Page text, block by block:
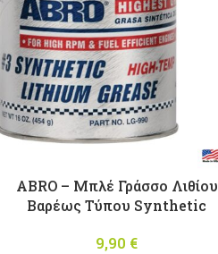
ABRO – Μπλέ Γράσσο Λιθίου
Βαρέως Τύπου Synthetic
9,90 €